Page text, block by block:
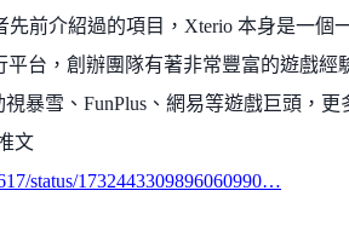
先前介紹過的項目，Xterio 本身是一個
平台，創辦團隊有著非常豐富的遊戲經
視暴雪、FunPlus、網易等遊戲巨頭，更
文
status/1732443309896060990…